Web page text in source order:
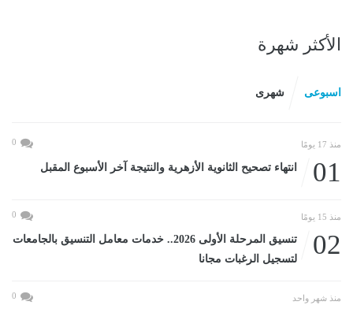
الأكثر شهرة
اسبوعى شهرى
منذ 17 يومًا 0
01 انتهاء تصحيح الثانوية الأزهرية والنتيجة آخر الأسبوع المقبل
منذ 15 يومًا 0
02
تنسيق المرحلة الأولى 2026.. خدمات معامل التنسيق بالجامعات
لتسجيل الرغبات مجانا
منذ شهر واحد 0